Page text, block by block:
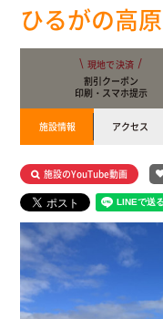
ひるがの高
現地で決済
割引クーポン
印刷・スマホ提示
施設情報 アクセス
施設のYouTube動画